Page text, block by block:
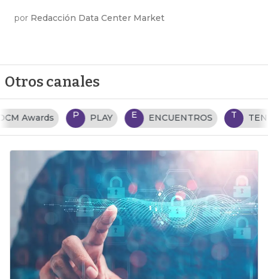
por Redacción Data Center Market
Otros canales
P PLAY E ENCUENTROS T TENDENCIAS TI